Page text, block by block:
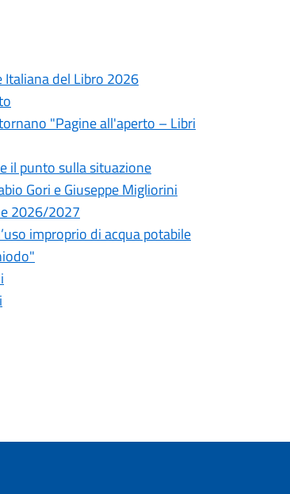
Italiana del Libro 2026
"Pagine all'aperto – Libri
il punto sulla situazione
Gori e Giuseppe Migliorini
2026/2027
improprio di acqua potabile